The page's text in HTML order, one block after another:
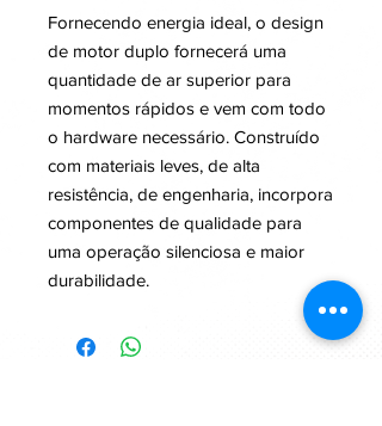
Fornecendo energia ideal, o design
de motor duplo fornecerá uma
quantidade de ar superior para
momentos rápidos e vem com todo
o hardware necessário. Construído
com materiais leves, de alta
resistência, de engenharia, incorpora
componentes de qualidade para
uma operação silenciosa e maior
durabilidade.